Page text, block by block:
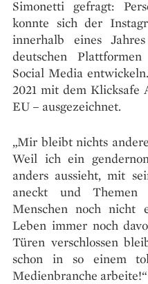
Simonetti gefragt:
konnte sich der
innerhalb eines
deutschen
Social Media
2021 mit dem
EU – ausgezeichnet.
„Mir bleibt nichts
Weil ich ein
anders aussieht, mit
aneckt und
Menschen noch nicht
Leben immer noch
Türen verschlossen
schon in so einem
Medienbranche arbeite!“